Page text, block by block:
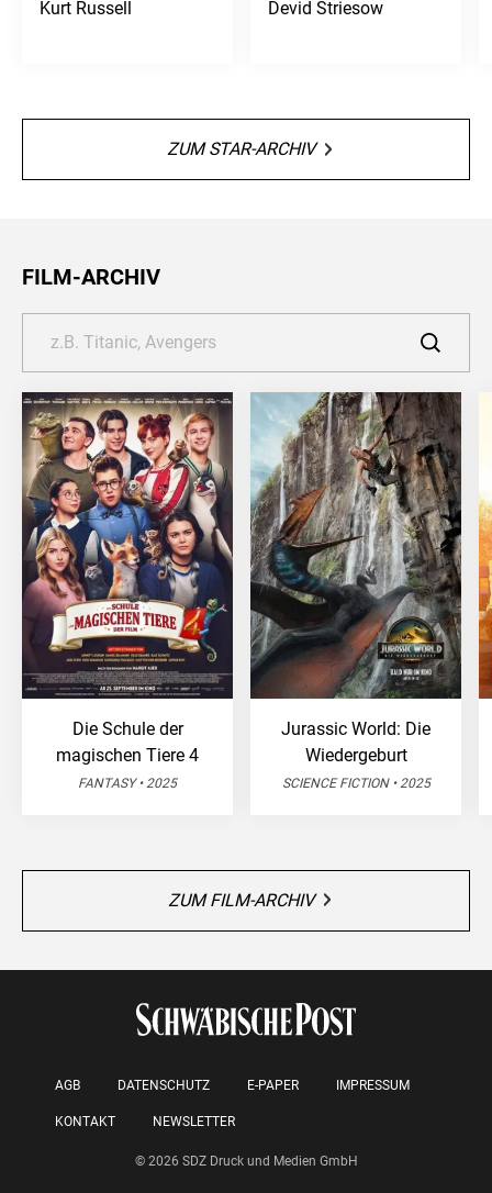
Kurt Russell Devid Striesow
ZUM STAR-ARCHIV
FILM-ARCHIV
Die Schule der
magischen Tiere 4
FANTASY • 2025
Jurassic World: Die
Wiedergeburt
SCIENCE FICTION • 2025
ZUM FILM-ARCHIV
AGB DATENSCHUTZ E-PAPER IMPRESSUM
KONTAKT NEWSLETTER
© 2026 SDZ Druck und Medien GmbH